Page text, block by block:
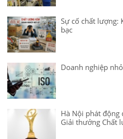
Sự cố chất lượng:
bạc
Doanh nghiệp
Hà Nội phát động
Giải thưởng Chất